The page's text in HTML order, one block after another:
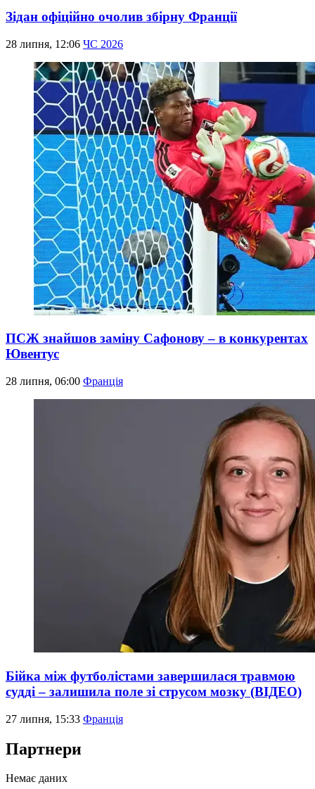
Зідан офіційно очолив збірну Франції
28 липня, 12:06 ЧС 2026
ПСЖ знайшов заміну Сафонову – в конкурентах
Ювентус
28 липня, 06:00 Франція
Бійка між футболістами завершилася травмою
судді – залишила поле зі струсом мозку (ВІДЕО)
27 липня, 15:33 Франція
Партнери
Немає даних